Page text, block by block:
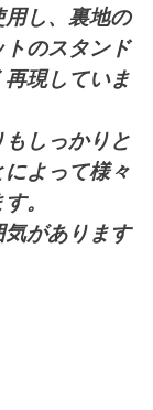
し、裏地の
のスタンド
現していま
しっかりと
よって様々
。
があります